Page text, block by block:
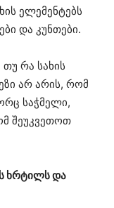
ელემენტებს
და კუნთები.
რა სახის
არ არის, რომ
საჭმელი,
შეუკვეთოთ
ხრტილს და